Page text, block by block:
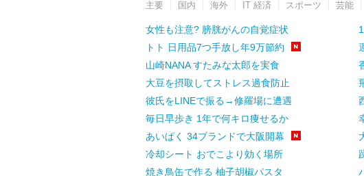
主要 国内 海外 IT 経済 スポーツ 芸能
女性も注意? 膀胱がんの自覚症状
トト 日用品7つ手放し年9万節約
山崎NANA すたみな太郎を実食
大豆を摂取してストレス過食防止
彼氏をLINEで振る→修羅場に遭遇
毎日早歩き 1年で何キロ痩せるか
あいぱく 34ブランドで大阪開幕
冷却シート おでこより効く場所
焼き鳥缶で作る 柚子胡椒パスタ